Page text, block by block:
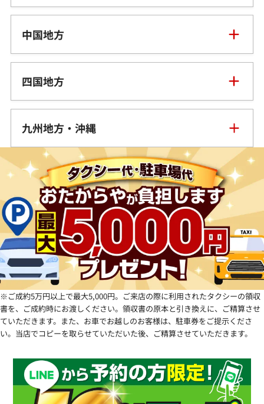
山形県
福島県
埼玉県
茨城県
栃木県
群馬県
富山県
石川県
長野県
岐阜県
静岡県
愛知県
三重県
滋賀県
京都府
兵庫県
奈良県
和歌山県
中国地方
鳥取県
島根県
岡山県
広島県
山口県
四国地方
徳島県
香川県
愛媛県
九州地方・沖縄
福岡県
佐賀県
長崎県
熊本県
大分県
宮崎県
鹿児島県
※ご成約5万円以上で最大5,000円。ご来店の際に利用されたタクシーの領収
書を、ご成約時にお渡しください。領収書の原本と引き換えに、ご精算させ
ていただきます。また、お車でお越しのお客様は、駐車券をご提示くださ
い。当店でコピーを取らせていただいた後、ご精算させていただきます。